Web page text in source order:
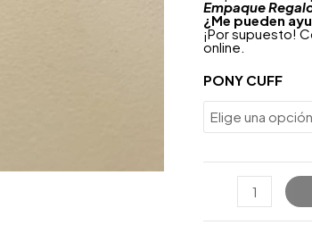
Empaque
¿Me pueden
¡Por supuesto!
online.
PONY CUFF